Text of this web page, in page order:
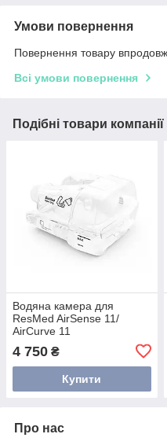
Умови повернення
Повернення товару
Всі умови повернення
Подібні товари компанії
Водяна камера для
ResMed AirSense 11/
AirCurve 11
4 750 ₴
Купити
Про нас